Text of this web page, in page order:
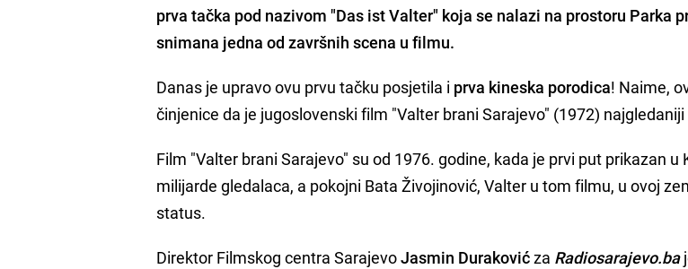
prva tačka pod nazivom "Das ist Valter" koja se nalazi na prostoru Parka
snimana jedna od završnih scena u filmu.
Danas je upravo ovu prvu tačku posjetila i prva kineska porodica! Naime,
činjenice da je jugoslovenski film "Valter brani Sarajevo" (1972)
Film "Valter brani Sarajevo" su od 1976. godine, kada je prvi put prikazan u
milijarde gledalaca, a pokojni Bata Živojinović, Valter u tom filmu, u ovoj
status.
Direktor Filmskog centra SarajevoJasmin Durakovićza Radiosarajevo.ba